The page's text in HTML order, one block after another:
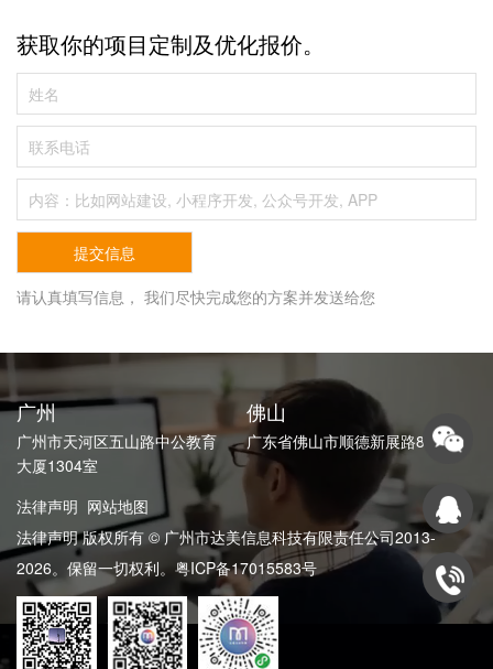
获取你的项目定制及优化报价。
请认真填写信息， 我们尽快完成您的方案并发送给您
广州
广州市天河区五山路中公教育
大厦1304室
佛山
广东省佛山市顺德新展路82号
法律声明 网站地图
法律声明 版权所有 © 广州市达美信息科技有限责任公司2013-
2026。保留一切权利。 粤ICP备17015583号